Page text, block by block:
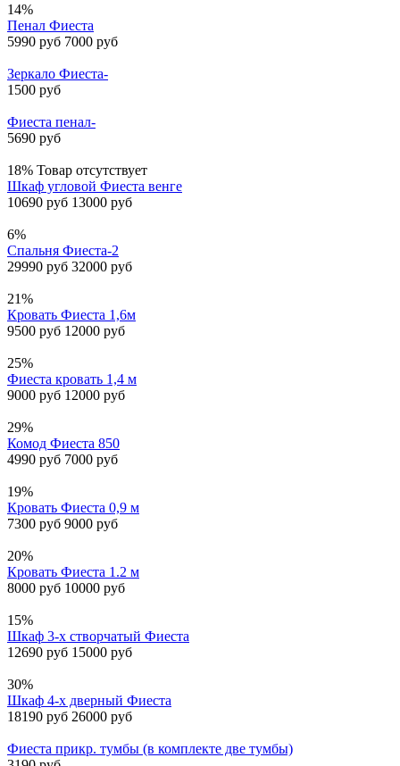
14%
Пенал Фиеста
5990 руб 7000 руб
Зеркало Фиеста-
1500 руб
Фиеста пенал-
5690 руб
18% Товар отсутствует
Шкаф угловой Фиеста венге
10690 руб 13000 руб
6%
Спальня Фиеста-2
29990 руб 32000 руб
21%
Кровать Фиеста 1,6м
9500 руб 12000 руб
25%
Фиеста кровать 1,4 м
9000 руб 12000 руб
29%
Комод Фиеста 850
4990 руб 7000 руб
19%
Кровать Фиеста 0,9 м
7300 руб 9000 руб
20%
Кровать Фиеста 1.2 м
8000 руб 10000 руб
15%
Шкаф 3-х створчатый Фиеста
12690 руб 15000 руб
30%
Шкаф 4-х дверный Фиеста
18190 руб 26000 руб
Фиеста прикр. тумбы (в комплекте две тумбы)